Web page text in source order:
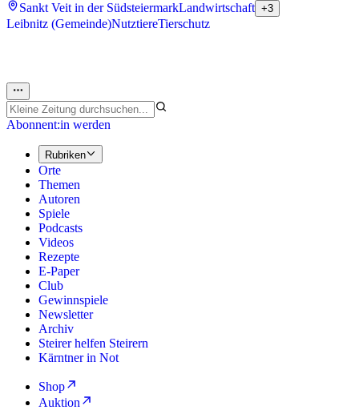
Sankt Veit in der SüdsteiermarkLandwirtschaft +3
Leibnitz (Gemeinde)NutztiereTierschutz
Abonnent:in werden
Rubriken
Orte
Themen
Autoren
Spiele
Podcasts
Videos
Rezepte
E-Paper
Club
Gewinnspiele
Newsletter
Archiv
Steirer helfen Steirern
Kärntner in Not
Shop
Auktion